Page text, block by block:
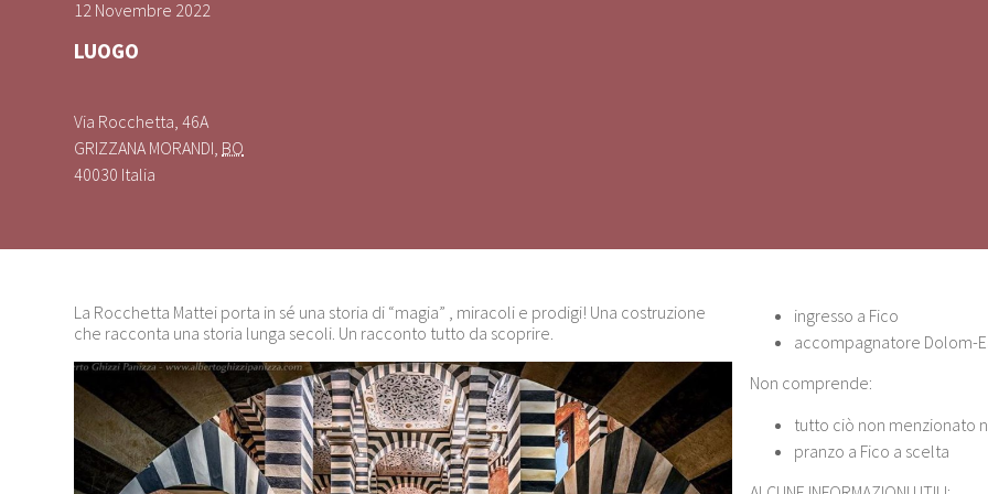
12 Novembre 2022
LUOGO
Via Rocchetta, 46A
GRIZZANA MORANDI BO
40030 Italia
La Rocchetta Mattei porta in sé una storia di “magia” , miracoli e prodigi! Una costruzione
che racconta una storia lunga secoli. Un racconto tutto da scoprire.
ingresso a Fico
accompagnatore Dolom-
Non comprende:
tutto ciò non menzionato
pranzo a Fico a scelta